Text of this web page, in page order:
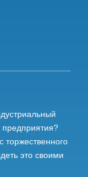
торжественного
это своими